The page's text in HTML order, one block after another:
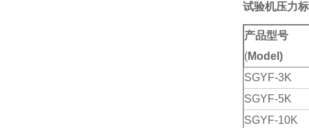
试验机压力
产品型号
(Model)
SGYF-3K
SGYF-5K
SGYF-10K